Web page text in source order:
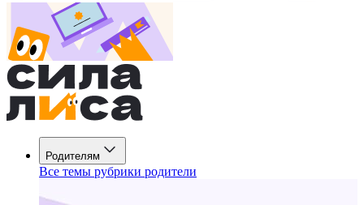
Родителям
Все темы рубрики родители